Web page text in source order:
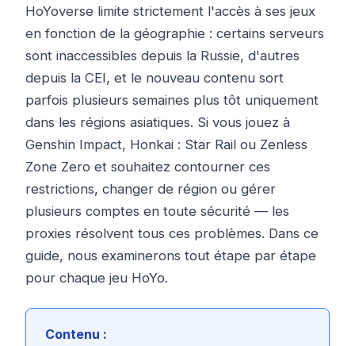
HoYoverse limite strictement l'accès à ses jeux
en fonction de la géographie : certains serveurs
sont inaccessibles depuis la Russie, d'autres
depuis la CEI, et le nouveau contenu sort
parfois plusieurs semaines plus tôt uniquement
dans les régions asiatiques. Si vous jouez à
Genshin Impact, Honkai : Star Rail ou Zenless
Zone Zero et souhaitez contourner ces
restrictions, changer de région ou gérer
plusieurs comptes en toute sécurité — les
proxies résolvent tous ces problèmes. Dans ce
guide, nous examinerons tout étape par étape
pour chaque jeu HoYo.
Contenu :